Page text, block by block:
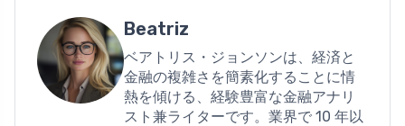
Beatriz
ベアトリス・ジョンソンは、経済と
金融の複雑さを簡素化することに情
熱を傾ける、経験豊富な金融アナリ
スト兼ライターです。業界で 10 年以